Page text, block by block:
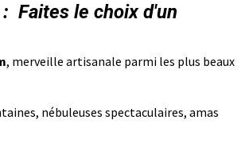
Faites le choix d'un
, merveille artisanale parmi les plus beaux
nébuleuses spectaculaires, amas